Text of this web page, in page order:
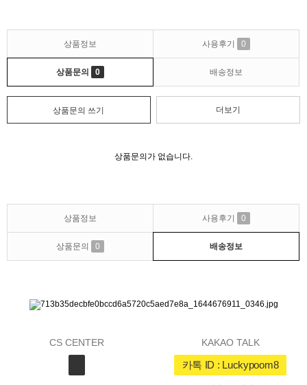
상품정보 사용후기 0
상품문의 0 배송정보
상품문의 쓰기 더보기
상품문의가 없습니다.
상품정보 사용후기 0
상품문의 0 배송정보
CS CENTER KAKAO TALK
카톡 ID : Luckypoom8